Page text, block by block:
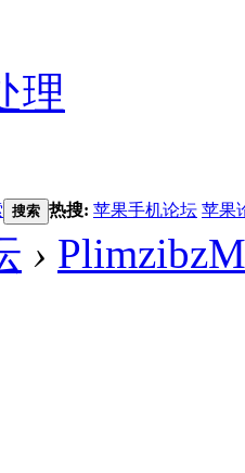
理
搜索 热搜: 苹果手机论坛 苹果
›